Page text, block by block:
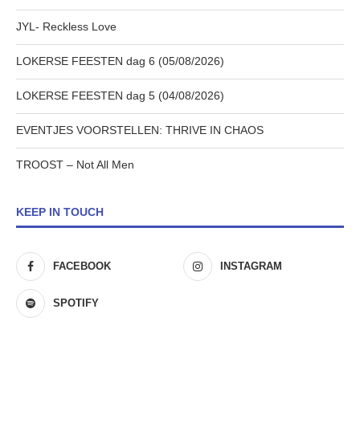
JYL- Reckless Love
LOKERSE FEESTEN dag 6 (05/08/2026)
LOKERSE FEESTEN dag 5 (04/08/2026)
EVENTJES VOORSTELLEN: THRIVE IN CHAOS
TROOST – Not All Men
KEEP IN TOUCH
FACEBOOK INSTAGRAM
SPOTIFY